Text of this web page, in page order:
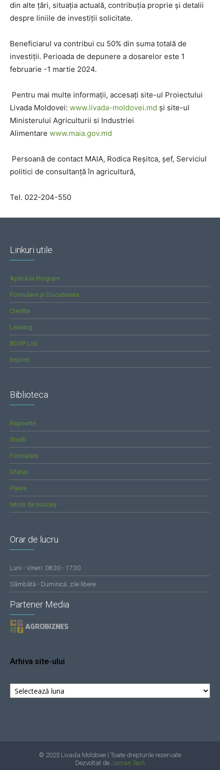
din alte țări, situația actuală, contribuția proprie și detalii
despre liniile de investiții solicitate.
Beneficiarul va contribui cu 50% din suma totală de
investiții. Perioada de depunere a dosarelor este 1
februarie -1 martie 2024.
Pentru mai multe informații, accesați site-ul Proiectului
Livada Moldovei: www.livada-moldovei.md și site-ul
Ministerului Agriculturii si Industriei
Alimentare www.maia.gov.md
Persoană de contact MAIA, Rodica Reșitca, șef, Serviciul
politici de consultanță în agricultură,
Tel. 022-204-550
Linkuri utile
Aplică la Program
Formulare și Documente
Credite
Leasing
BDSP List
Imprint
Biblioteca
Rapoarte
Studii
Formulare
Sfaturi
Flyere
Istorii de succes
Orar de lucru
Luni - VIneri: 08:30 - 17:30
Sâmbătă - Duminică: zile libere
Partener Media
Arhiva site-ului
Arhiva
site-
© 2025 Livada Moldovei | Toate drepturile rezervate
Dezvoltat de Jaman Tech